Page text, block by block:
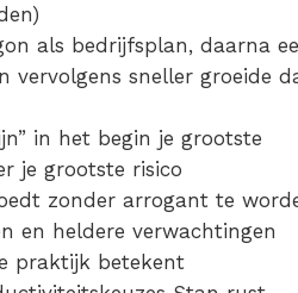
als bedrijfsplan, daarna
vervolgens sneller groeide
in het begin je grootste
je grootste risico
zonder arrogant te
en heldere verwachtingen
praktijk betekent